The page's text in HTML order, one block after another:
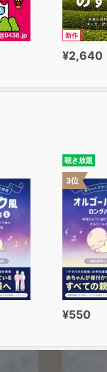
新作
¥2,640
聴き放題
3位
¥550